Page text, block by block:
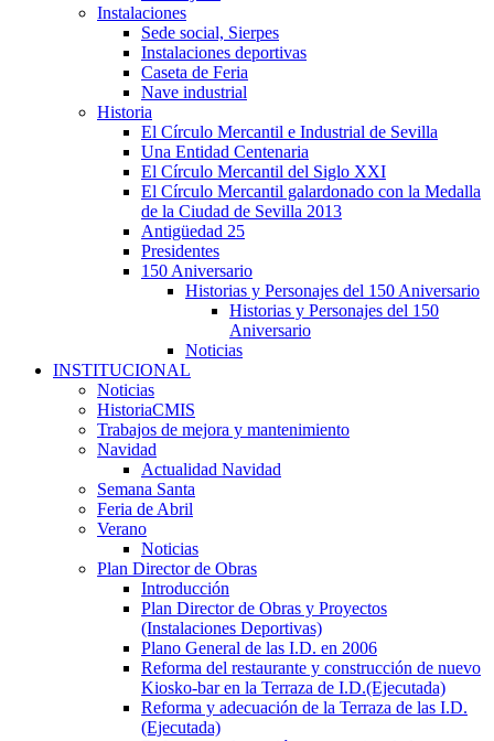
Instalaciones
Sede social, Sierpes
Instalaciones deportivas
Caseta de Feria
Nave industrial
Historia
El Círculo Mercantil e Industrial de Sevilla
Una Entidad Centenaria
El Círculo Mercantil del Siglo XXI
El Círculo Mercantil galardonado con la Medalla
de la Ciudad de Sevilla 2013
Antigüedad 25
Presidentes
150 Aniversario
Historias y Personajes del 150 Aniversario
Historias y Personajes del 150
Aniversario
Noticias
INSTITUCIONAL
Noticias
HistoriaCMIS
Trabajos de mejora y mantenimiento
Navidad
Actualidad Navidad
Semana Santa
Feria de Abril
Verano
Noticias
Plan Director de Obras
Introducción
Plan Director de Obras y Proyectos
(Instalaciones Deportivas)
Plano General de las I.D. en 2006
Reforma del restaurante y construcción de nuevo
Kiosko-bar en la Terraza de I.D.(Ejecutada)
Reforma y adecuación de la Terraza de las I.D.
(Ejecutada)